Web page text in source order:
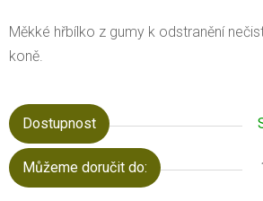
Měkké hřbílko z gumy k odstranění
koně.
Dostupnost
Můžeme doručit do: